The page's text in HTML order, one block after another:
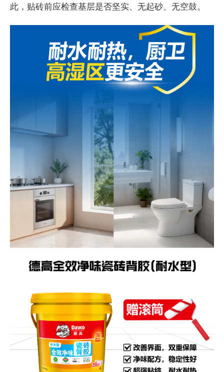
此，贴砖前应检查基层是否坚实、无起砂、无空鼓。